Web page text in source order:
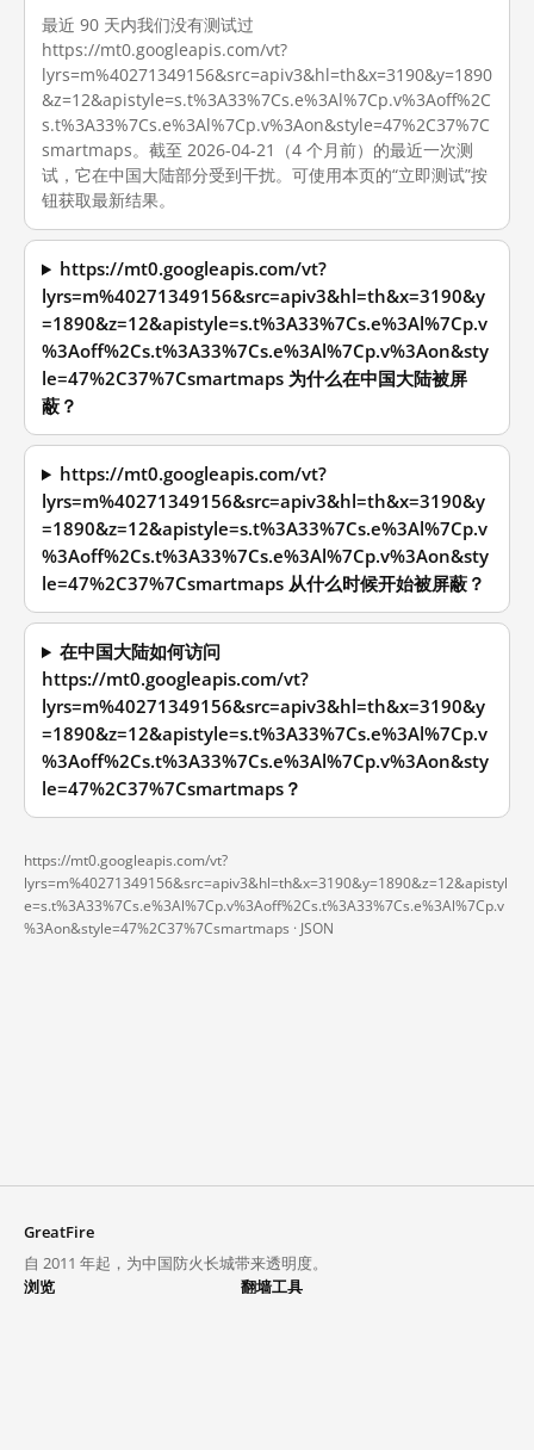
最近 90 天内我们没有测试过
https://mt0.googleapis.com/vt?
lyrs=m%40271349156&src=apiv3&hl=th&x=3190&y=1890
&z=12&apistyle=s.t%3A33%7Cs.e%3Al%7Cp.v%3Aoff%2C
s.t%3A33%7Cs.e%3Al%7Cp.v%3Aon&style=47%2C37%7C
smartmaps。截至 2026-04-21（4 个月前）的最近一次测
试，它在中国大陆部分受到干扰。可使用本页的“立即测试”按
钮获取最新结果。
https://mt0.googleapis.com/vt?
lyrs=m%40271349156&src=apiv3&hl=th&x=3190&y
=1890&z=12&apistyle=s.t%3A33%7Cs.e%3Al%7Cp.v
%3Aoff%2Cs.t%3A33%7Cs.e%3Al%7Cp.v%3Aon&sty
le=47%2C37%7Csmartmaps 为什么在中国大陆被屏
蔽？
https://mt0.googleapis.com/vt?
lyrs=m%40271349156&src=apiv3&hl=th&x=3190&y
=1890&z=12&apistyle=s.t%3A33%7Cs.e%3Al%7Cp.v
%3Aoff%2Cs.t%3A33%7Cs.e%3Al%7Cp.v%3Aon&sty
le=47%2C37%7Csmartmaps 从什么时候开始被屏蔽？
在中国大陆如何访问
https://mt0.googleapis.com/vt?
lyrs=m%40271349156&src=apiv3&hl=th&x=3190&y
=1890&z=12&apistyle=s.t%3A33%7Cs.e%3Al%7Cp.v
%3Aoff%2Cs.t%3A33%7Cs.e%3Al%7Cp.v%3Aon&sty
le=47%2C37%7Csmartmaps？
https://mt0.googleapis.com/vt?
lyrs=m%40271349156&src=apiv3&hl=th&x=3190&y=1890&z=12&apistyl
e=s.t%3A33%7Cs.e%3Al%7Cp.v%3Aoff%2Cs.t%3A33%7Cs.e%3Al%7Cp.v
%3Aon&style=47%2C37%7Csmartmaps · JSON
GreatFire
自 2011 年起，为中国防火长城带来透明度。
浏览
翻墙工具